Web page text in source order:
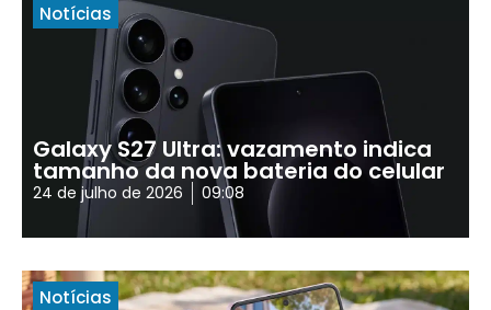
Notícias
Galaxy S27 Ultra: vazamento indica
tamanho da nova bateria do celular
24 de julho de 2026 09:08
Notícias